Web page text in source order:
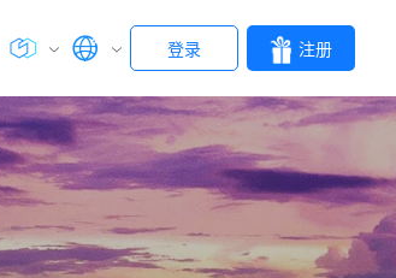
登录 注册